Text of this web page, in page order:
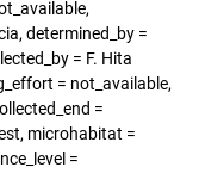
determined_by =
= F. Hita
= not_available,
=
microhabitat =
=